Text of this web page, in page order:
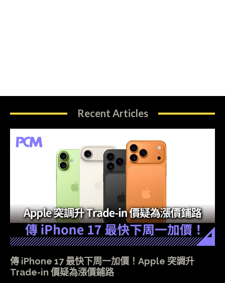
Recent Articles
傳 iPhone 17 最快下周一加價！Apple 突調升
Trade-in 價疑為漲價鋪路